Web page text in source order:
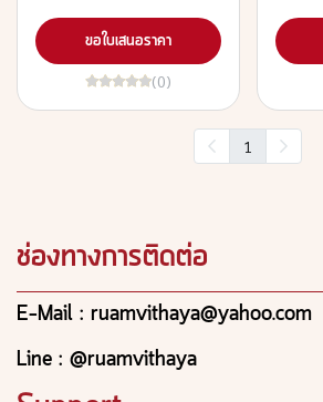
ขอใบเสนอราคา
(0)
1
ช่องทางการติดต่อ
E-Mail : ruamvithaya@yahoo.com
Line : @ruamvithaya